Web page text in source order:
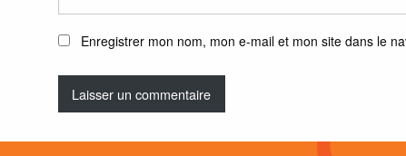
Enregistrer mon nom, mon e-mail et mon site dans le